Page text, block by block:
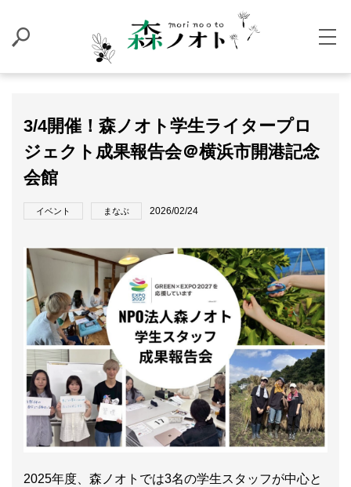
3/4開催！森ノオト学生ライタープロ
ジェクト成果報告会＠横浜市開港記念
会館
イベント まなぶ 2026/02/24
2025年度、森ノオトでは3名の学生スタッフが中心と